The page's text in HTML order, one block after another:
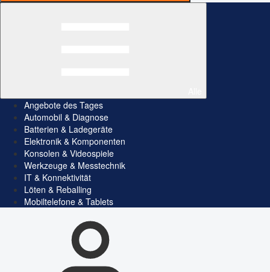
Angebote des Tages
Automobil & Diagnose
Batterien & Ladegeräte
Elektronik & Komponenten
Konsolen & Videospiele
Werkzeuge & Messtechnik
IT & Konnektivität
Löten & Reballing
Mobiltelefone & Tablets